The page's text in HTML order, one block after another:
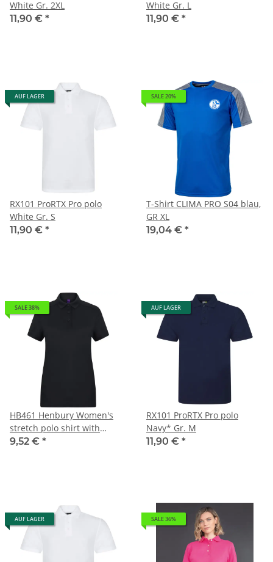
White Gr. 2XL
11,90 € *
White Gr. L
11,90 € *
AUF LAGER
RX101 ProRTX Pro polo
White Gr. S
11,90 € *
SALE 20%
T-Shirt CLIMA PRO S04 blau,
GR XL
19,04 € *
SALE 38%
HB461 Henbury Women's
stretch polo shirt with
wicking finish (slim fit)
9,52 € *
AUF LAGER
RX101 ProRTX Pro polo
Navy* Gr. M
11,90 € *
AUF LAGER SALE 36%